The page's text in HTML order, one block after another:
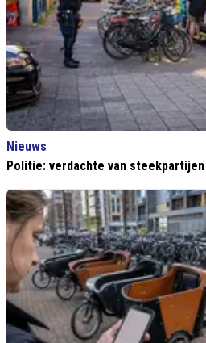
Nieuws
Politie: verdachte van